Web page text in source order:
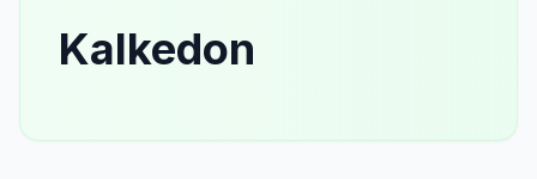
Kalkedon